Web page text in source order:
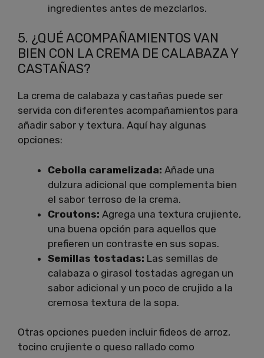
ingredientes antes de mezclarlos.
5. ¿QUÉ ACOMPAÑAMIENTOS VAN
BIEN CON LA CREMA DE CALABAZA Y
CASTAÑAS?
La crema de calabaza y castañas puede ser
servida con diferentes acompañamientos para
añadir sabor y textura. Aquí hay algunas
opciones:
Cebolla caramelizada: Añade una
dulzura adicional que complementa bien
el sabor terroso de la crema.
Croutons: Agrega una textura crujiente,
una buena opción para aquellos que
prefieren un contraste en sus sopas.
Semillas tostadas: Las semillas de
calabaza o girasol tostadas agregan un
sabor adicional y un poco de crujido a la
cremosa textura de la sopa.
Otras opciones pueden incluir fideos de arroz,
tocino crujiente o queso rallado como